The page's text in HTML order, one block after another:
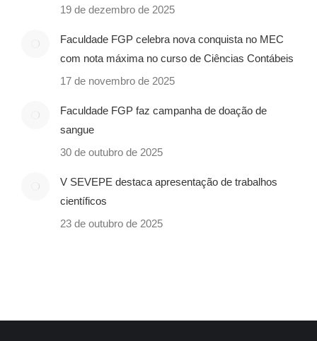
19 de dezembro de 2025
Faculdade FGP celebra nova conquista no MEC
com nota máxima no curso de Ciências Contábeis
17 de novembro de 2025
Faculdade FGP faz campanha de doação de
sangue
30 de outubro de 2025
V SEVEPE destaca apresentação de trabalhos
científicos
23 de outubro de 2025